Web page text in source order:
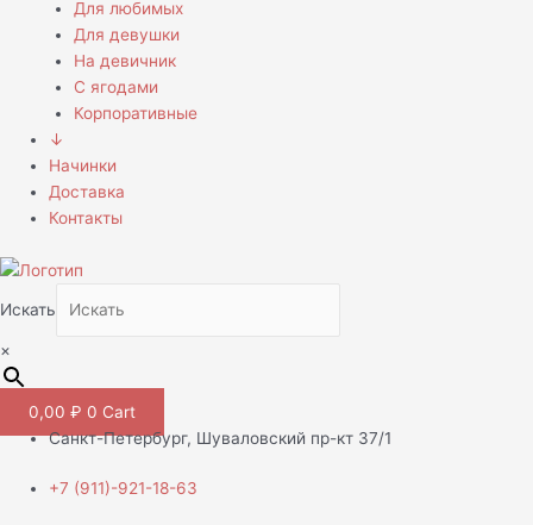
Для любимых
Для девушки
На девичник
С ягодами
Корпоративные
↓
Начинки
Доставка
Контакты
Искать
×
0,00 ₽ 0 Cart
Санкт-Петербург, Шуваловский пр-кт 37/1
+7 (911)-921-18-63